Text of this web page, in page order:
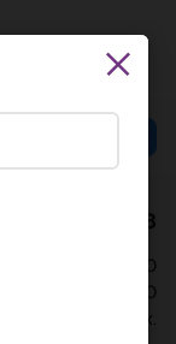
5000-338
- 9:30-20:00
- 10:00-19:00
и выходных.